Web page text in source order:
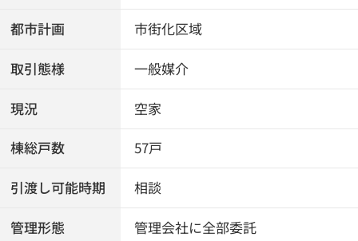
都市計画 市街化区域
取引態様 一般媒介
現況 空家
棟総戸数 57戸
引渡し可能時期 相談
管理形態 管理会社に全部委託